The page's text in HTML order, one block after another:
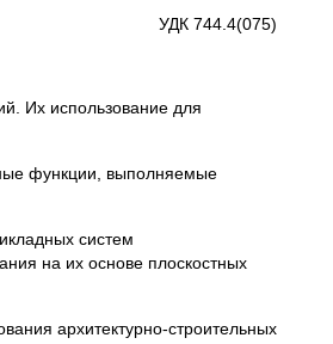
УДК 744.4(075)
Их использование для
функции, выполняемые
систем
на их основе плоскостных
архитектурно-строительных